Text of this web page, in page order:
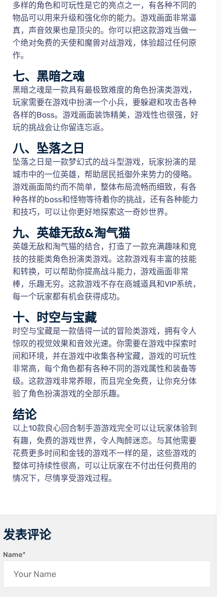
多样的角色和可玩性是它的亮点之一，有各种不同的
物品可以用来升级和强化你的能力。游戏画面非常逼
真，声音效果也是顶尖的。你可以把这款游戏当做一
个绝对免费的天使和魔兽对战游戏，体验超过任何原
作。
七、黑暗之魂
黑暗之魂是一款具有最极致难度的角色扮演类游戏，
玩家需要在游戏中扮演一个小兵，要躲避和攻击各种
各样的Boss。游戏画面装饰精美，游戏性也很强，好
玩的挑战会让你留连忘返。
八、坠落之日
坠落之日是一款梦幻式的战斗型游戏，玩家扮演的是
城市中的一位英雄，帮助居民抵御外来势力的侵略。
游戏画面简约而不简单，整体布局流畅而细致，有各
种各样的boss和怪物等待着你的挑战，还有各种能力
和技巧，可以让你更好地探索这一奇妙世界。
九、英雄无敌&淘气猫
英雄无敌和淘气猫的结合，打造了一款充满趣味和竞
技的技能类角色扮演类游戏。这款游戏有丰富的技能
和转换，可以帮助你提高战斗能力，游戏画面非常
棒，乐趣无穷。这款游戏不存在商城道具和VIP系统，
每一个玩家都有机会获得成功。
十、时空与宝藏
时空与宝藏是一款值得一试的冒险类游戏，拥有令人
惊叹的视觉效果和音效光速。你需要在游戏中探索时
间和环境，并在游戏中收集各种宝藏，游戏的可玩性
非常高，每个角色都有各种不同的游戏属性和装备等
级。这款游戏非常养眼，而且完全免费，让你充分体
验了角色扮演游戏的全部乐趣。
结论
以上10款良心回合制手游游戏完全可以让玩家体验到
有趣，免费的游戏世界，令人陶醉迷恋。与其他需要
花费更多时间和金钱的游戏不一样的是，这些游戏的
整体可持续性很高，可以让玩家在不付出任何费用的
情况下，尽情享受游戏过程。
发表评论
Name*